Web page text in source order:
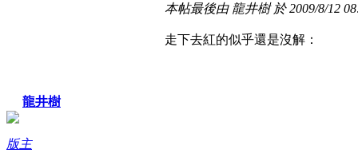
龍井樹
版主
本帖最後由 龍井樹 於 2009/8/12
走下去紅的似乎還是沒解：